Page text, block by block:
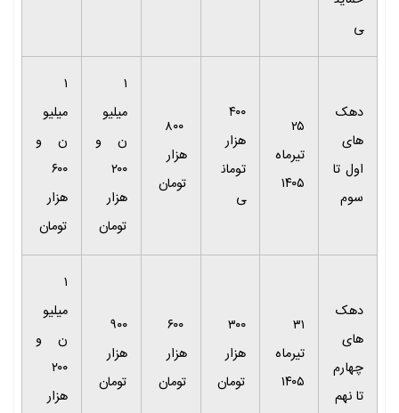
ی
دهک
های
اول تا
سوم
۲۵
تیرماه
۱۴۰۵
۴۰۰
هزار
تومان
ی
۸۰۰
هزار
تومان
۱
میلیو
ن و
۲۰۰
هزار
تومان
۱
میلیو
ن و
۶۰۰
هزار
تومان
دهک
های
چهارم
تا نهم
۳۱
تیرماه
۱۴۰۵
۳۰۰
هزار
تومان
۶۰۰
هزار
تومان
۹۰۰
هزار
تومان
۱
میلیو
ن و
۲۰۰
هزار